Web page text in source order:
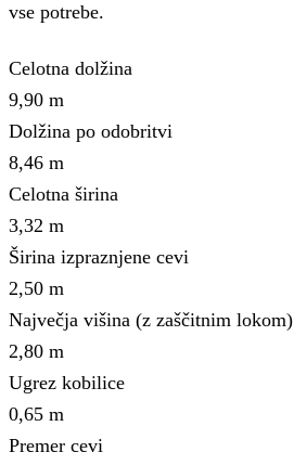
vse potrebe.
Celotna dolžina
9,90 m
Dolžina po odobritvi
8,46 m
Celotna širina
3,32 m
Širina izpraznjene cevi
2,50 m
Največja višina (z zaščitnim lokom)
2,80 m
Ugrez kobilice
0,65 m
Premer cevi